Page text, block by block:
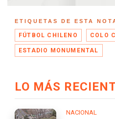
ETIQUETAS DE ESTA
FÚTBOL CHILENO COLO
ESTADIO MONUMENTAL
LO MÁS
NACIONAL